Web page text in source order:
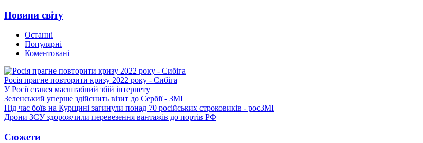
Новини світу
Останні
Популярні
Коментовані
Росія прагне повторити кризу 2022 року - Сибіга
У Росії стався масштабний збій інтернету
Зеленський уперше здійснить візит до Сербії - ЗМІ
Під час боїв на Курщині загинули понад 70 російських строковиків - росЗМІ
Дрони ЗСУ здорожчили перевезення вантажів до портів РФ
Сюжети